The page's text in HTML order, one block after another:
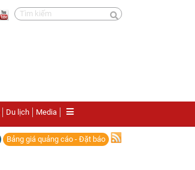
Du lịch Media
Bảng giá quảng cáo - Đặt báo